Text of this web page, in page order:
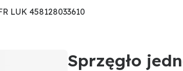
LUK 458128033610
Sprzęgło